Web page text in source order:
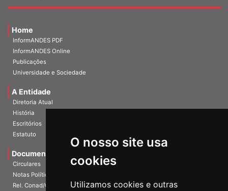
O nosso site usa
cookies
Utilizamos cookies e outras
Home
InformANDES PDF
InformANDES Online
Publicações
Universidade e Sociedade
A Entidade
Diretoria Atual
História
Escritórios
Estatuto
Documentos
Circulares
Notas Políticas
Rel. Conad/Congresso